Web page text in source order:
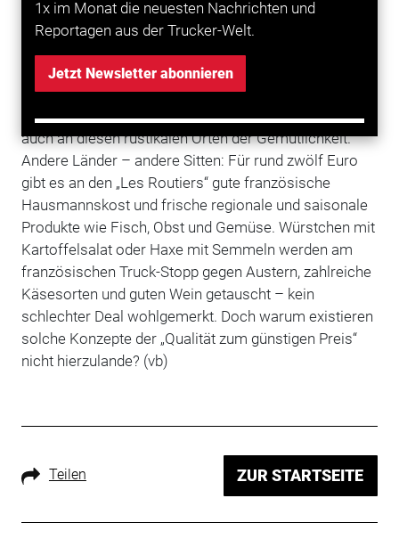
1x im Monat die neuesten Nachrichten und
Reportagen aus der Trucker-Welt.
Jetzt Newsletter abonnieren
Fernfahrer-Restaurants. Ähnlich wie vor Hunderten
von Jahren an Postkutschen-Stationen die Pferde
Trucker an den „Les Routiers“, den französischen
Fernfahrer-Restaurants, Halt, um Kraft und
zu tanken. Die gute Esskultur Frankreichs zeigt sich
auch an diesen rustikalen Orten der Gemütlichkeit.
Andere Länder – andere Sitten: Für rund zwölf Euro
gibt es an den „Les Routiers“ gute französische
Hausmannskost und frische regionale und saisonale
Produkte wie Fisch, Obst und Gemüse. Würstchen mit
Kartoffelsalat oder Haxe mit Semmeln werden am
französischen Truck-Stopp gegen Austern, zahlreiche
Käsesorten und guten Wein getauscht – kein
schlechter Deal wohlgemerkt. Doch warum existieren
solche Konzepte der „Qualität zum günstigen Preis“
nicht hierzulande? (vb)
Teilen ZUR STARTSEITE